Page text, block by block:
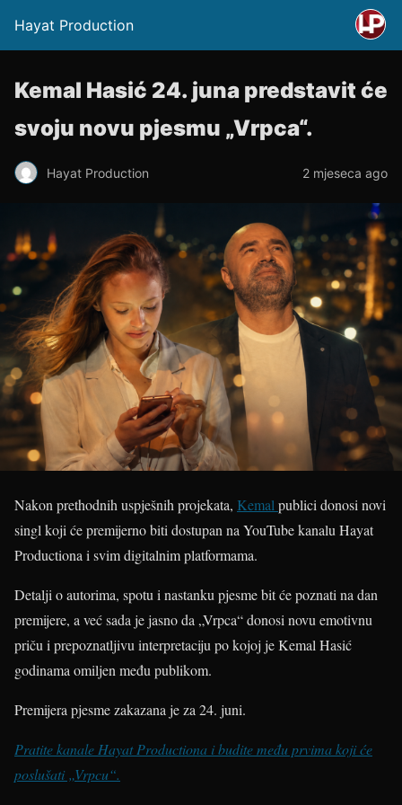
Hayat Production
Kemal Hasić 24. juna predstavit će
svoju novu pjesmu „Vrpca“.
Hayat Production 2 mjeseca ago
Nakon prethodnih uspješnih projekata, Kemal publici donosi novi
singl koji će premijerno biti dostupan na YouTube kanalu Hayat
Productiona i svim digitalnim platformama.
Detalji o autorima, spotu i nastanku pjesme bit će poznati na dan
premijere, a već sada je jasno da „Vrpca“ donosi novu emotivnu
priču i prepoznatljivu interpretaciju po kojoj je Kemal Hasić
godinama omiljen među publikom.
Premijera pjesme zakazana je za 24. juni.
Pratite kanale Hayat Productiona i budite među prvima koji će
poslušati „Vrpcu“.